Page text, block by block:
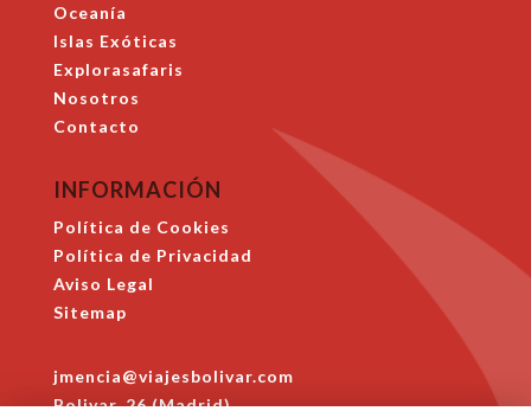
Oceanía
Islas Exóticas
Explorasafaris
Nosotros
Contacto
INFORMACIÓN
Política de Cookies
Política de Privacidad
Aviso Legal
Sitemap
jmencia@viajesbolivar.com
Bolivar, 26 (Madrid)